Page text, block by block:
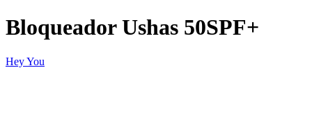
Bloqueador Ushas 50SPF+
Hey You